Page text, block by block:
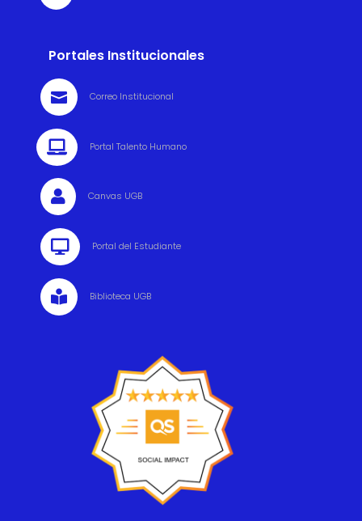
Portales Institucionales
 Correo Institucional
 Portal Talento Humano
 Canvas UGB
 Portal del Estudiante
 Biblioteca UGB